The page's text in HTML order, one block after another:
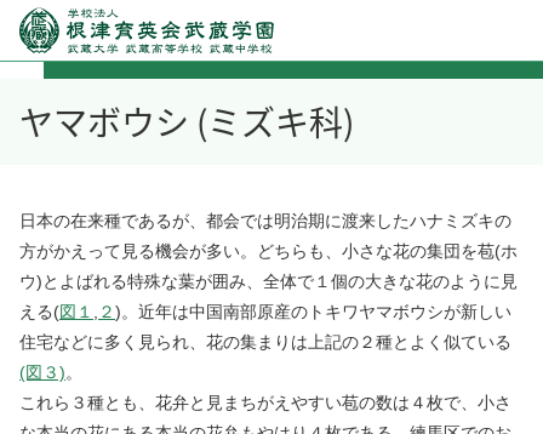
ヤマボウシ (ミズキ科)
日本の在来種であるが、都会では明治期に渡来したハナミズキの
方がかえって見る機会が多い。どちらも、小さな花の集団を苞(ホ
ウ)とよばれる特殊な葉が囲み、全体で１個の大きな花のように見
える(図１ ２)。近年は中国南部原産のトキワヤマボウシが新しい
住宅などに多く見られ、花の集まりは上記の２種とよく似ている
(図３)。
これら３種とも、花弁と見まちがえやすい苞の数は４枚で、小さ